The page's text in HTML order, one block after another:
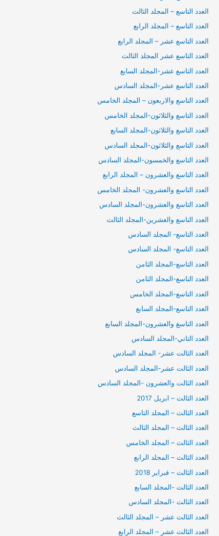
العدد التاسع – المجلد الثالث
العدد التاسع – المجلد الرابع
العدد التاسع عشر – المجلد الرابع
العدد التاسع عشر المجلد الثالث
العدد التاسع عشر-المجلد السابع
العدد التاسع عشر-المجلد السادس
العدد التاسع والاربعون – المجلد الخامس
العدد التاسع والثلاثون-المجلد الخامس
العدد التاسع والثلاثون-المجلد السابع
العدد التاسع والثلاثون-المجلد السادس
العدد التاسع والخمسون-المجلد السادس
العدد التاسع والعشرون – المجلد الرابع
العدد التاسع والعشرون- المجلد الخامس
العدد التاسع والعشرون-المجلد السادس
العدد التاسع والعشرين-المجلد الثالث
العدد التاسع- المجلد السادس
العدد التاسع- المجلد السادس
العدد التاسع-المجلد الثامن
العدد التاسع-المجلد الثامن
العدد التاسع-المجلد الخامس
العدد التاسع-المجلد السابع
العدد التاسغ والعشرون-المجلد السابع
العدد التاني-المجلد السادس
العدد الثالت عشر- المجلد السادس
العدد الثالت عشر-المجلد السادس
العدد الثالت والعشرون -المجلد السادس
العدد الثالث – ابريل 2017
العدد الثالث – المجلد التاسع
العدد الثالث – المجلد الثالث
العدد الثالث – المجلد الخامس
العدد الثالث – المجلد الرابع
العدد الثالث – فبراير 2018
العدد الثالث -المجلد السابع
العدد الثالث -المجلد السادس
العدد الثالث عشر – المجلد الثالث
العدد الثالث عشر – المجلد الرابع